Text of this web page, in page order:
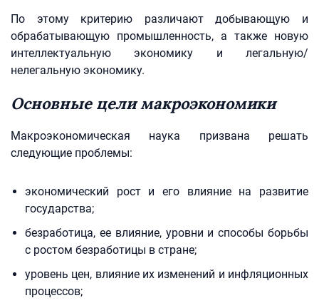
По этому критерию различают добывающую и
обрабатывающую промышленность, а также новую
интеллектуальную экономику и легальную/
нелегальную экономику.
Основные цели макроэкономики
Макроэкономическая наука призвана решать
следующие проблемы:
экономический рост и его влияние на развитие
государства;
безработица, ее влияние, уровни и способы борьбы
с ростом безработицы в стране;
уровень цен, влияние их изменений и инфляционных
процессов;